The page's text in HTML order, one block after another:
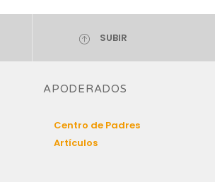
SUBIR
APODERADOS
Centro de Padres
Artículos